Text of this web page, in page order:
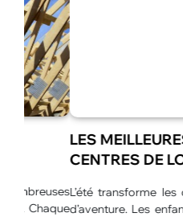
LES MEILLEURES
CENTRES DE
L’été transforme les
d’aventure. Les enfants